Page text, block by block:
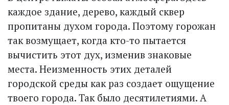
каждое здание, дерево, каждый сквер
пропитаны духом города. Поэтому горожан
так возмущает, когда кто-то пытается
вычистить этот дух, изменив знаковые
места. Неизменность этих деталей
городской среды как раз создает ощущение
твоего города. Так было десятилетиями. А